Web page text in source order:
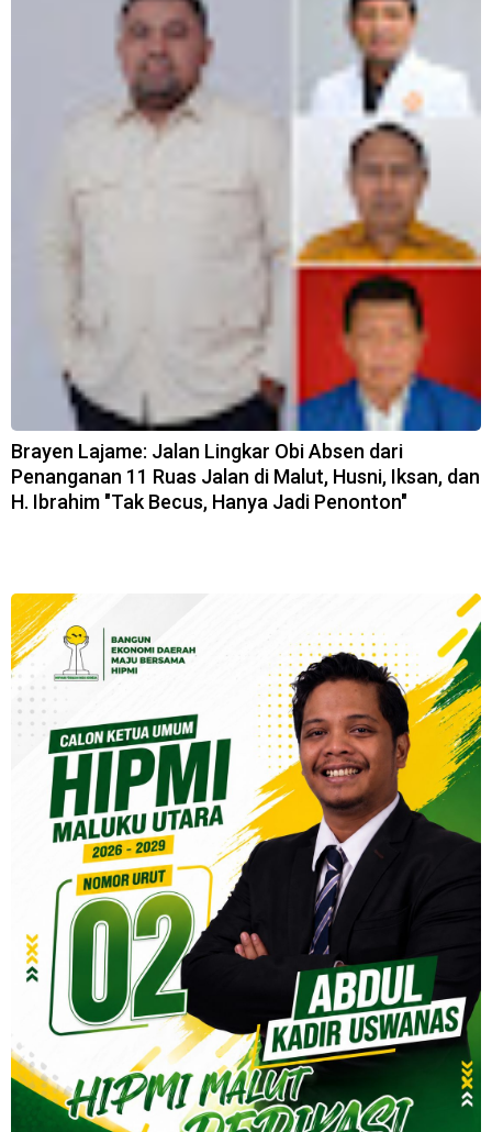
Brayen Lajame: Jalan Lingkar Obi Absen dari
Penanganan 11 Ruas Jalan di Malut, Husni, Iksan, dan
H. Ibrahim "Tak Becus, Hanya Jadi Penonton"